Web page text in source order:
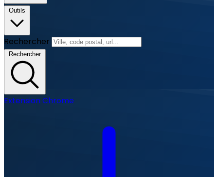
Outils
Rechercher
Rechercher
Extension Chrome